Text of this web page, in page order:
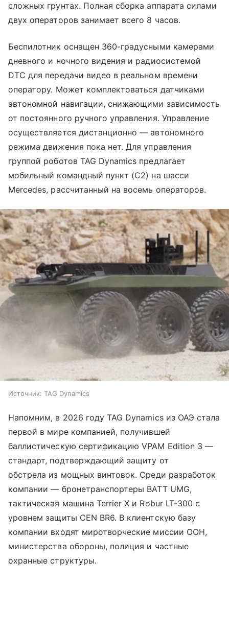
сложных грунтах. Полная сборка аппарата силами
двух операторов занимает всего 8 часов.
Беспилотник оснащен 360-градусными камерами
дневного и ночного видения и радиосистемой
DTC для передачи видео в реальном времени
оператору. Может комплектоваться датчиками
автономной навигации, снижающими зависимость
от постоянного ручного управления. Управление
осуществляется дистанционно — автономного
режима движения пока нет. Для управления
группой роботов TAG Dynamics предлагает
мобильный командный пункт (C2) на шасси
Mercedes, рассчитанный на восемь операторов.
Источник: TAG Dynamics
Напомним, в 2026 году TAG Dynamics из ОАЭ стала
первой в мире компанией, получившей
баллистическую сертификацию VPAM Edition 3 —
стандарт, подтверждающий защиту от
обстрела из мощных винтовок. Среди разработок
компании — бронетранспортеры BATT UMG,
тактическая машина Terrier X и Robur LT-300 с
уровнем защиты CEN BR6. В клиентскую базу
компании входят миротворческие миссии ООН,
министерства обороны, полиция и частные
охранные структуры.